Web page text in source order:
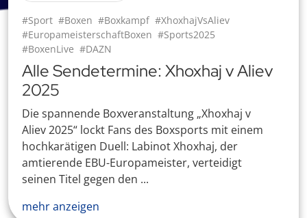
#Sport #Boxen #Boxkampf #XhoxhajVsAliev
#EuropameisterschaftBoxen #Sports2025
#BoxenLive #DAZN
Alle Sendetermine: Xhoxhaj v Aliev
2025
Die spannende Boxveranstaltung „Xhoxhaj v
Aliev 2025“ lockt Fans des Boxsports mit einem
hochkarätigen Duell: Labinot Xhoxhaj, der
amtierende EBU-Europameister, verteidigt
seinen Titel gegen den ...
mehr anzeigen